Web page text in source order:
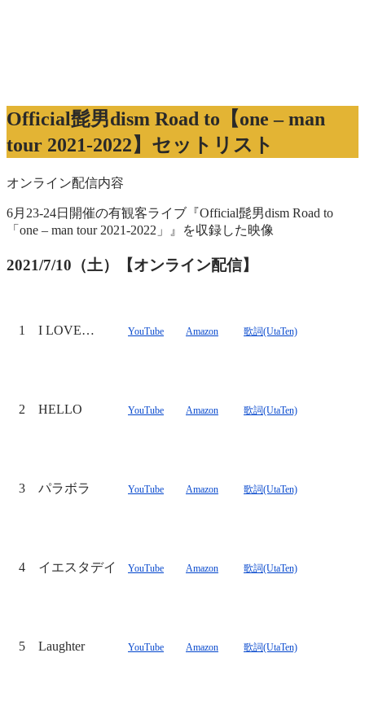
Official髭男dism Road to【one – man
tour 2021-2022】セットリスト
オンライン配信内容
6月23-24日開催の有観客ライブ『Official髭男dism Road to
「one – man tour 2021-2022」』を収録した映像
2021/7/10（土）【オンライン配信】
1 I LOVE… YouTube Amazon 歌詞(UtaTen)
2 HELLO YouTube Amazon 歌詞(UtaTen)
3 パラボラ YouTube Amazon 歌詞(UtaTen)
4 イエスタデイ YouTube Amazon 歌詞(UtaTen)
5 Laughter YouTube Amazon 歌詞(UtaTen)